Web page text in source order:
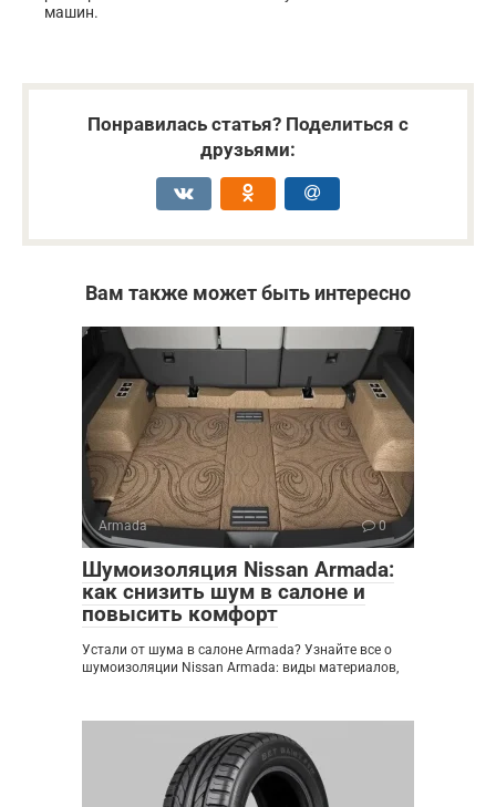
машин.
Понравилась статья? Поделиться с
друзьями:
Вам также может быть интересно
Armada 0
Шумоизоляция Nissan Armada:
как снизить шум в салоне и
повысить комфорт
Устали от шума в салоне Armada? Узнайте все о
шумоизоляции Nissan Armada: виды материалов,